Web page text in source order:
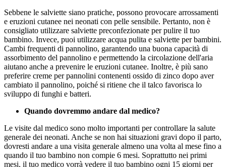
Sebbene le salviette siano pratiche, possono provocare arrossamenti
e eruzioni cutanee nei neonati con pelle sensibile. Pertanto, non è
consigliato utilizzare salviette preconfezionate per pulire il tuo
bambino. Invece, puoi utilizzare acqua pulita e salviette per bambini.
Cambi frequenti di pannolino, garantendo una buona capacità di
assorbimento del pannolino e permettendo la circolazione dell'aria
aiutano anche a prevenire le eruzioni cutanee. Inoltre, è più sano
preferire creme per pannolini contenenti ossido di zinco dopo aver
cambiato il pannolino, poiché si ritiene che il talco favorisca lo
sviluppo di funghi e batteri.
Quando dovremmo andare dal medico?
Le visite dal medico sono molto importanti per controllare la salute
generale dei neonati. Anche se non hai situazioni gravi dopo il parto,
dovresti andare a una visita generale almeno una volta al mese fino a
quando il tuo bambino non compie 6 mesi. Soprattutto nei primi
mesi, il tuo medico vorrà vedere il tuo bambino ogni 15 giorni per